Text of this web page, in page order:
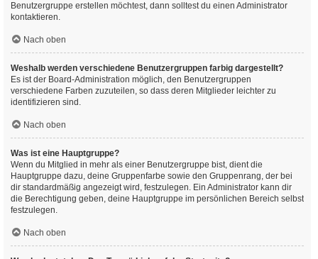
Benutzergruppe erstellen möchtest, dann solltest du einen Administrator
kontaktieren.
Nach oben
Weshalb werden verschiedene Benutzergruppen farbig dargestellt?
Es ist der Board-Administration möglich, den Benutzergruppen
verschiedene Farben zuzuteilen, so dass deren Mitglieder leichter zu
identifizieren sind.
Nach oben
Was ist eine Hauptgruppe?
Wenn du Mitglied in mehr als einer Benutzergruppe bist, dient die
Hauptgruppe dazu, deine Gruppenfarbe sowie den Gruppenrang, der bei
dir standardmäßig angezeigt wird, festzulegen. Ein Administrator kann dir
die Berechtigung geben, deine Hauptgruppe im persönlichen Bereich selbst
festzulegen.
Nach oben